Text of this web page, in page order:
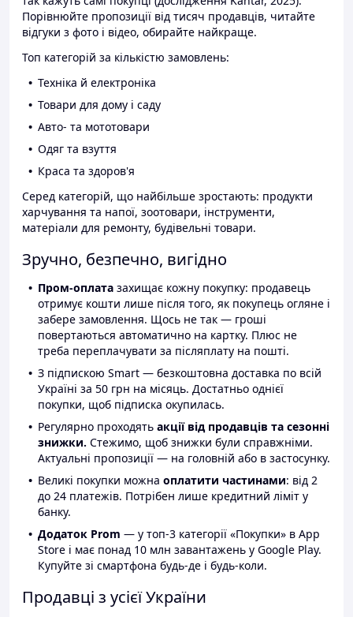
Порівнюйте пропозиції від тисяч продавців, читайте
відгуки з фото і відео, обирайте найкраще.
Топ категорій за кількістю замовлень:
Техніка й електроніка
Товари для дому і саду
Авто- та мототовари
Одяг та взуття
Краса та здоров'я
Серед категорій, що найбільше зростають: продукти
харчування та напої, зоотовари, інструменти,
матеріали для ремонту, будівельні товари.
Зручно, безпечно, вигідно
Пром-оплата захищає кожну покупку: продавець
отримує кошти лише після того, як покупець огляне і
забере замовлення. Щось не так — гроші
повертаються автоматично на картку. Плюс не
треба переплачувати за післяплату на пошті.
З підпискою Smart — безкоштовна доставка по всій
Україні за 50 грн на місяць. Достатньо однієї
покупки, щоб підписка окупилась.
Регулярно проходять акції від продавців та сезонні
знижки. Стежимо, щоб знижки були справжніми.
Актуальні пропозиції — на головній або в застосунку.
Великі покупки можна оплатити частинами: від 2
до 24 платежів. Потрібен лише кредитний ліміт у
банку.
Додаток Prom — у топ-3 категорії «Покупки» в App
Store і має понад 10 млн завантажень у Google Play.
Купуйте зі смартфона будь-де і будь-коли.
Продавці з усієї України